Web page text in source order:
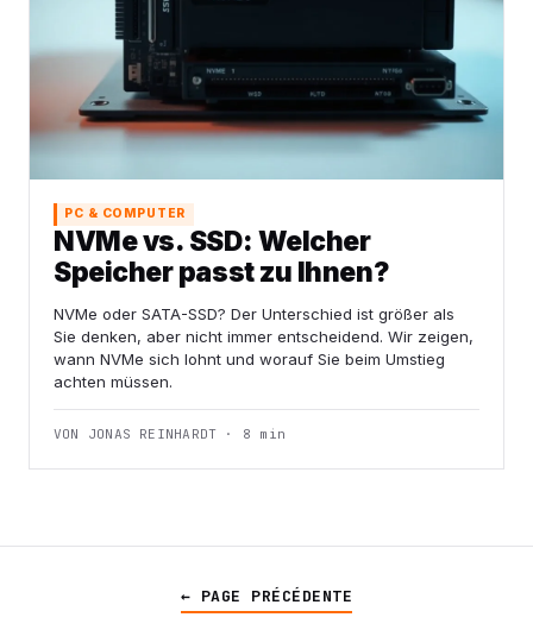
PC & COMPUTER
NVMe vs. SSD: Welcher
Speicher passt zu Ihnen?
NVMe oder SATA-SSD? Der Unterschied ist größer als
Sie denken, aber nicht immer entscheidend. Wir zeigen,
wann NVMe sich lohnt und worauf Sie beim Umstieg
achten müssen.
VON JONAS REINHARDT · 8 min
← PAGE PRÉCÉDENTE